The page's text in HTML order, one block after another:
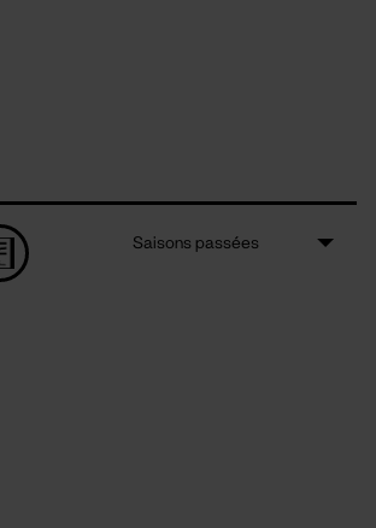
Saisons passées